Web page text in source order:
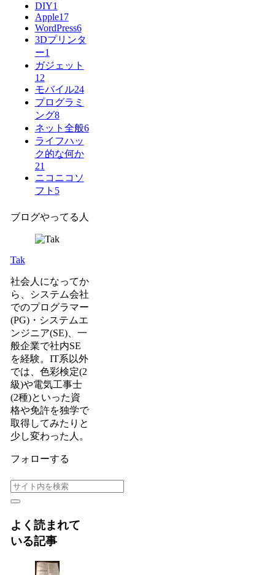
DIY1
Apple17
WordPress6
3Dプリンタ
ー1
ガジェット
12
モバイル24
プログラミ
ング8
ネット全般6
ライフハッ
ク的な何か
21
ニコニコソ
フト 5
ブログやってる人
Tak
社会人になってか
ら、システム会社
でのプログラマー
(PG)・システムエ
ンジニア(SE)、一
般企業で社内SE
を経験。IT系以外
では、色彩検定(2
級)や電気工事士
(2種)といった資
格や免許を独学で
取得してみたりと
少し変わった人。
フォローする
よく読まれて
いる記事